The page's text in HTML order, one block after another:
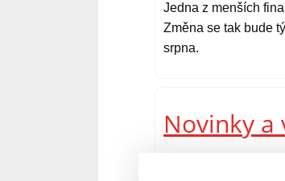
Jedna z menších
Změna se tak bude
srpna.
Novinky a